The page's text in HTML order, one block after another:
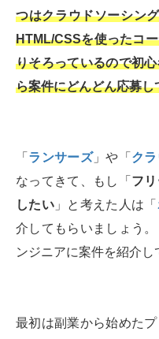
つはクラウドソーシン
HTML/CSSを使ったコ
りそろっているので初
ら案件にどんどん応募し
「 ランサーズ」や「 ク
なってきて、もし「 フ
したい 」と考えた人は「
介してもらいましょう。
ンジニアに案件を紹介し
最初は副業から始めた